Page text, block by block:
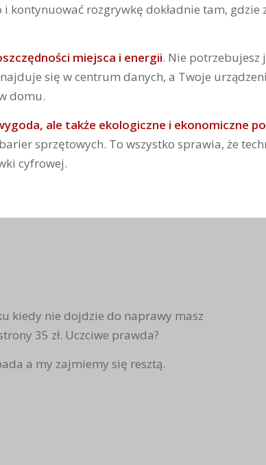
kontynuować rozgrywkę dokładnie tam,
miejsca i energii. Nie potrzebujesz
się w centrum danych, a Twoje
domu.
ale także ekologiczne i ekonomiczne
sprzętowych. To wszystko sprawia, że
cyfrowej.
kiedy nie dojdzie do naprawy masz
35 zł. Uczciwe prawda?
a my zajmiemy się resztą.